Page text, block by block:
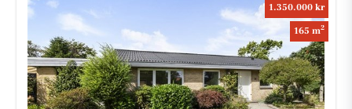
1.350.000 kr
165 m2